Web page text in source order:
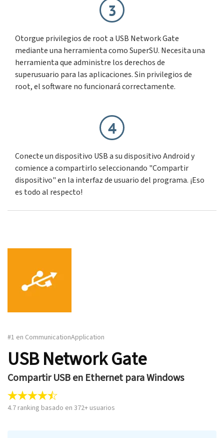
3
Otorgue privilegios de root a USB Network Gate
mediante una herramienta como SuperSU. Necesita una
herramienta que administre los derechos de
superusuario para las aplicaciones. Sin privilegios de
root, el software no funcionará correctamente.
4
Conecte un dispositivo USB a su dispositivo Android y
comience a compartirlo seleccionando "Compartir
dispositivo" en la interfaz de usuario del programa. ¡Eso
es todo al respecto!
#1 en CommunicationApplication
USB Network Gate
Compartir USB en Ethernet para Windows
4.7 ranking basado en 372+ usuarios